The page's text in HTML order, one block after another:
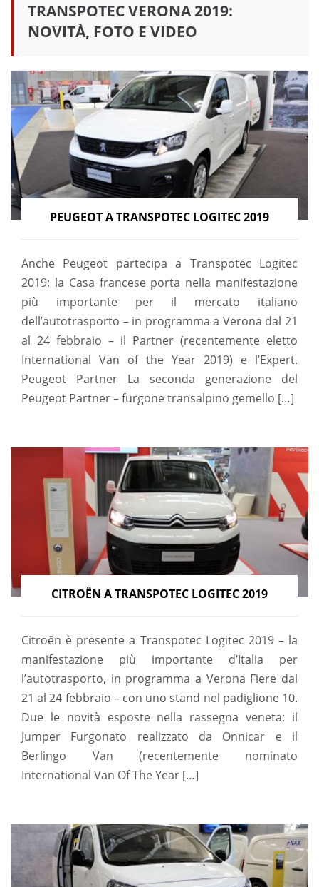
TRANSPOTEC VERONA 2019:
NOVITÀ, FOTO E VIDEO
PEUGEOT A TRANSPOTEC LOGITEC 2019
Anche Peugeot partecipa a Transpotec Logitec
2019: la Casa francese porta nella manifestazione
più importante per il mercato italiano
dell’autotrasporto – in programma a Verona dal 21
al 24 febbraio – il Partner (recentemente eletto
International Van of the Year 2019) e l’Expert.
Peugeot Partner La seconda generazione del
Peugeot Partner – furgone transalpino gemello […]
CITROËN A TRANSPOTEC LOGITEC 2019
Citroën è presente a Transpotec Logitec 2019 – la
manifestazione più importante d’Italia per
l’autotrasporto, in programma a Verona Fiere dal
21 al 24 febbraio – con uno stand nel padiglione 10.
Due le novità esposte nella rassegna veneta: il
Jumper Furgonato realizzato da Onnicar e il
Berlingo Van (recentemente nominato
International Van Of The Year […]